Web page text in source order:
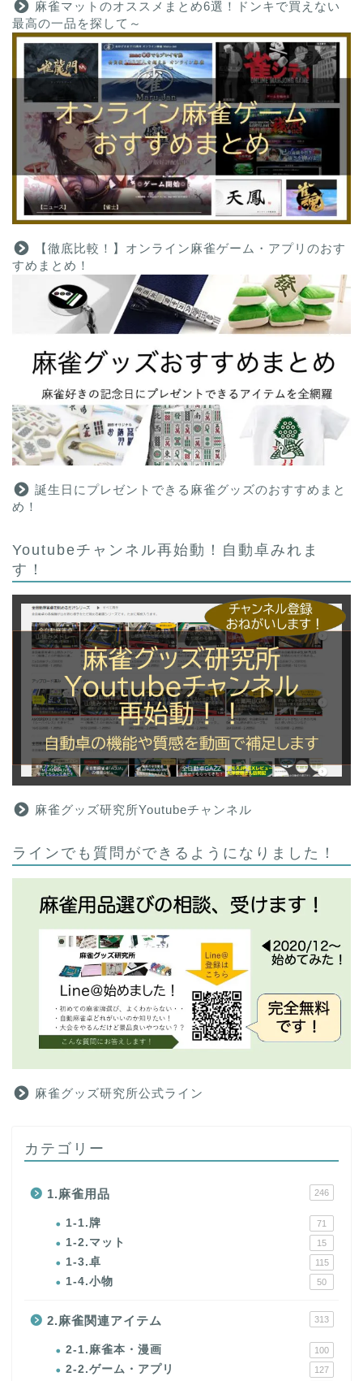
麻雀マットのオススメまとめ6選！ドンキで買えない
最高の一品を探して～
【徹底比較！】オンライン麻雀ゲーム・アプリのおす
すめまとめ！
誕生日にプレゼントできる麻雀グッズのおすすめまと
め！
Youtubeチャンネル再始動！自動卓みれま
す！
麻雀グッズ研究所Youtubeチャンネル
ラインでも質問ができるようになりました！
麻雀グッズ研究所公式ライン
カテゴリー
1.麻雀用品 246
1-1.牌 71
1-2.マット 15
1-3.卓 115
1-4.小物 50
2.麻雀関連アイテム 313
2-1.麻雀本・漫画 100
2-2.ゲーム・アプリ 127